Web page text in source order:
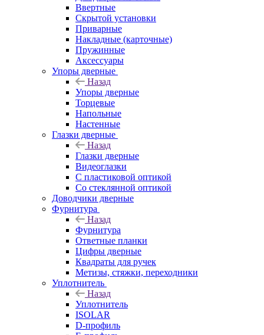
Ввертные
Скрытой установки
Приварные
Накладные (карточные)
Пружинные
Аксессуары
Упоры дверные
Назад
Упоры дверные
Торцевые
Напольные
Настенные
Глазки дверные
Назад
Глазки дверные
Видеоглазки
С пластиковой оптикой
Со стеклянной оптикой
Доводчики дверные
Фурнитура
Назад
Фурнитура
Ответные планки
Цифры дверные
Квадраты для ручек
Метизы, стяжки, переходники
Уплотнитель
Назад
Уплотнитель
ISOLAR
D-профиль